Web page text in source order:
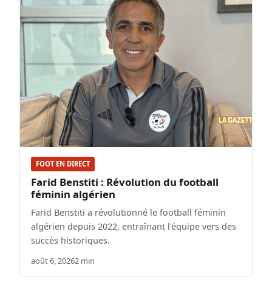
FOOT EN DIRECT
Farid Benstiti : Révolution du football
féminin algérien
Farid Benstiti a révolutionné le football féminin
algérien depuis 2022, entraînant l'équipe vers des
succès historiques.
août 6, 20262 min